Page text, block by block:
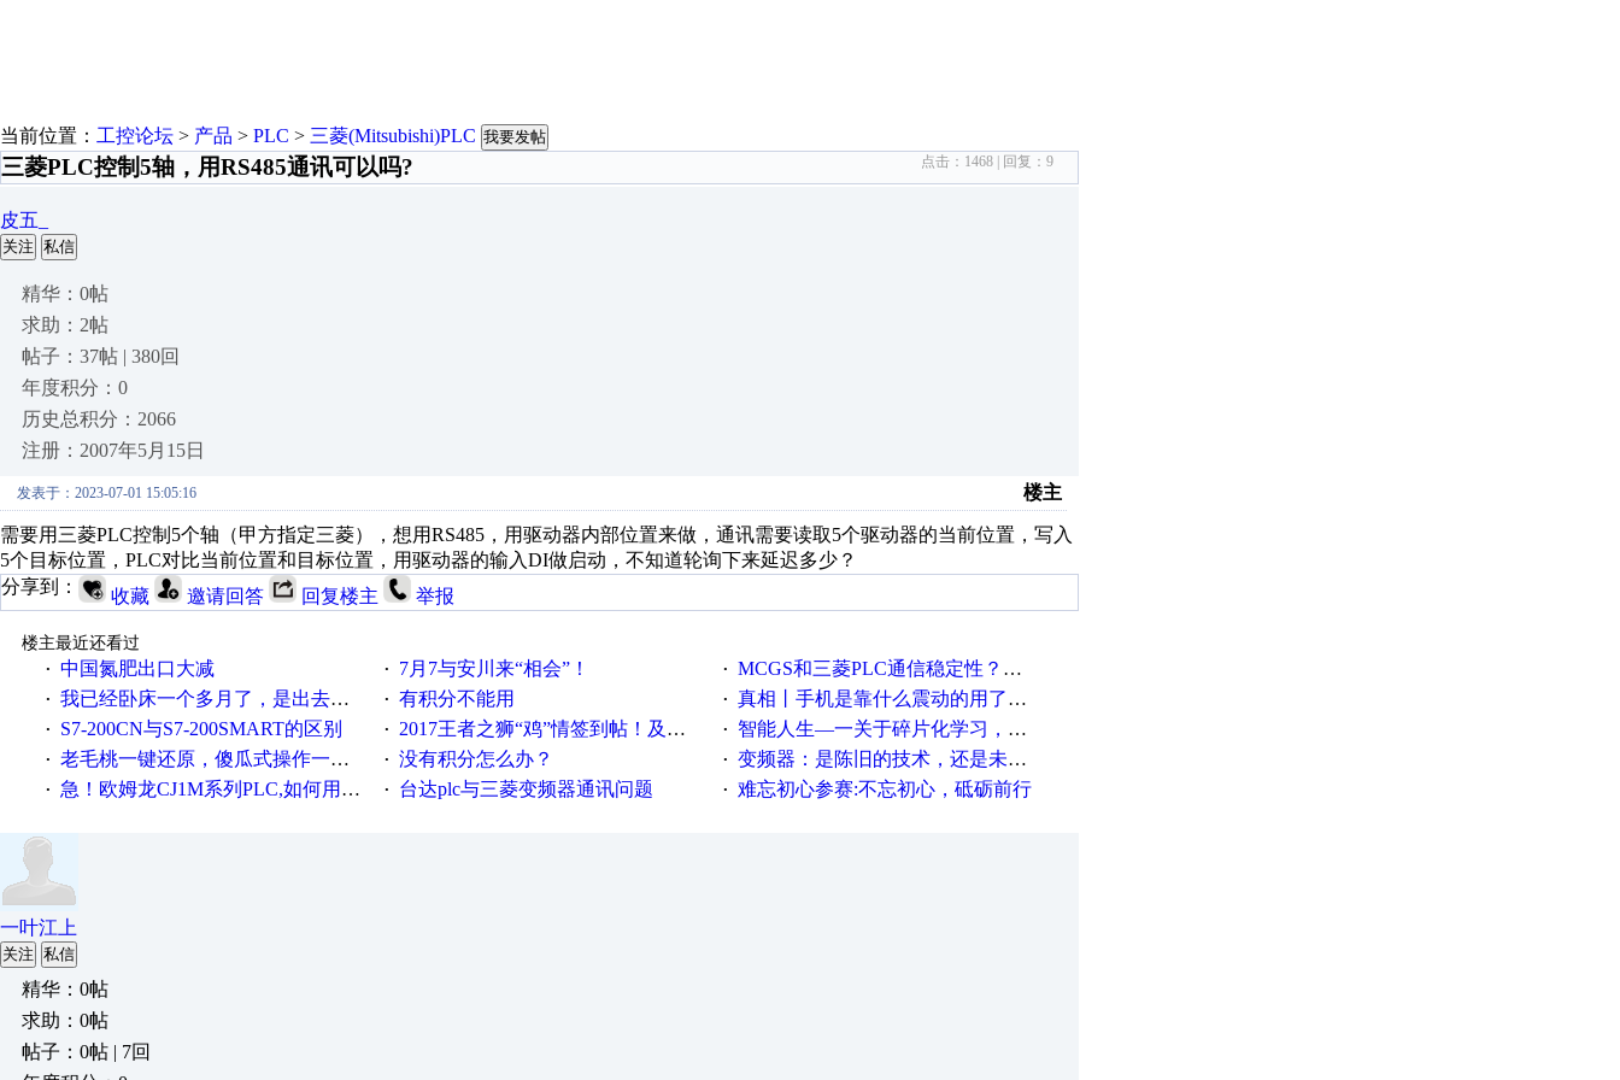
当前位置： 工控论坛 > 产品 > PLC > 三菱(Mitsubishi)PLC 我要发帖
三菱PLC控制5轴，用RS485通讯可以吗? 点击： 1468 | 回复： 9
皮五_
关注 私信
精华：0帖
求助：2帖
帖子：37帖 | 380回
年度积分：0
历史总积分：2066
注册：2007年5月15日
发表于：2023-07-01 15:05:16 楼主
需要用三菱PLC控制5个轴（甲方指定三菱），想用RS485，用驱动器内部位置来做，通讯需要读取5个驱动器的当前位置，写入
5个目标位置，PLC对比当前位置和目标位置，用驱动器的输入DI做启动，不知道轮询下来延迟多少？
分享到：
收藏 邀请回答 回复楼主 举报
楼主最近还看过
· 中国氮肥出口大减 · 7月7与安川来“相会”！ · MCGS和三菱PLC通信稳定性？？？
· 我已经卧床一个多月了，是出去安装机械手在高速遭遇车祸所致:大家工作都要特别注意啊 · 有积分不能用 · 真相丨手机是靠什么震动的用了这么多年才知道！
· S7-200CN与S7-200SMART的区别 · 2017王者之狮“鸡”情签到帖！及时更新在线研讨会预告 · 智能人生—一关于碎片化学习，看这一篇就够了！
· 老毛桃一键还原，傻瓜式操作一键轻松备份还原；程序为向导式安装，一键即可实现自动备份或还原系统。 · 没有积分怎么办？ · 变频器：是陈旧的技术，还是未来的幕后英雄？
· 急！欧姆龙CJ1M系列PLC,如何用时间控制变频器。要求时间在组态王中可以自由输入！拜托各位大神了！ · 台达plc与三菱变频器通讯问题 · 难忘初心参赛:不忘初心，砥砺前行
一叶江上
关注 私信
精华：0帖
求助：0帖
帖子：0帖 | 7回